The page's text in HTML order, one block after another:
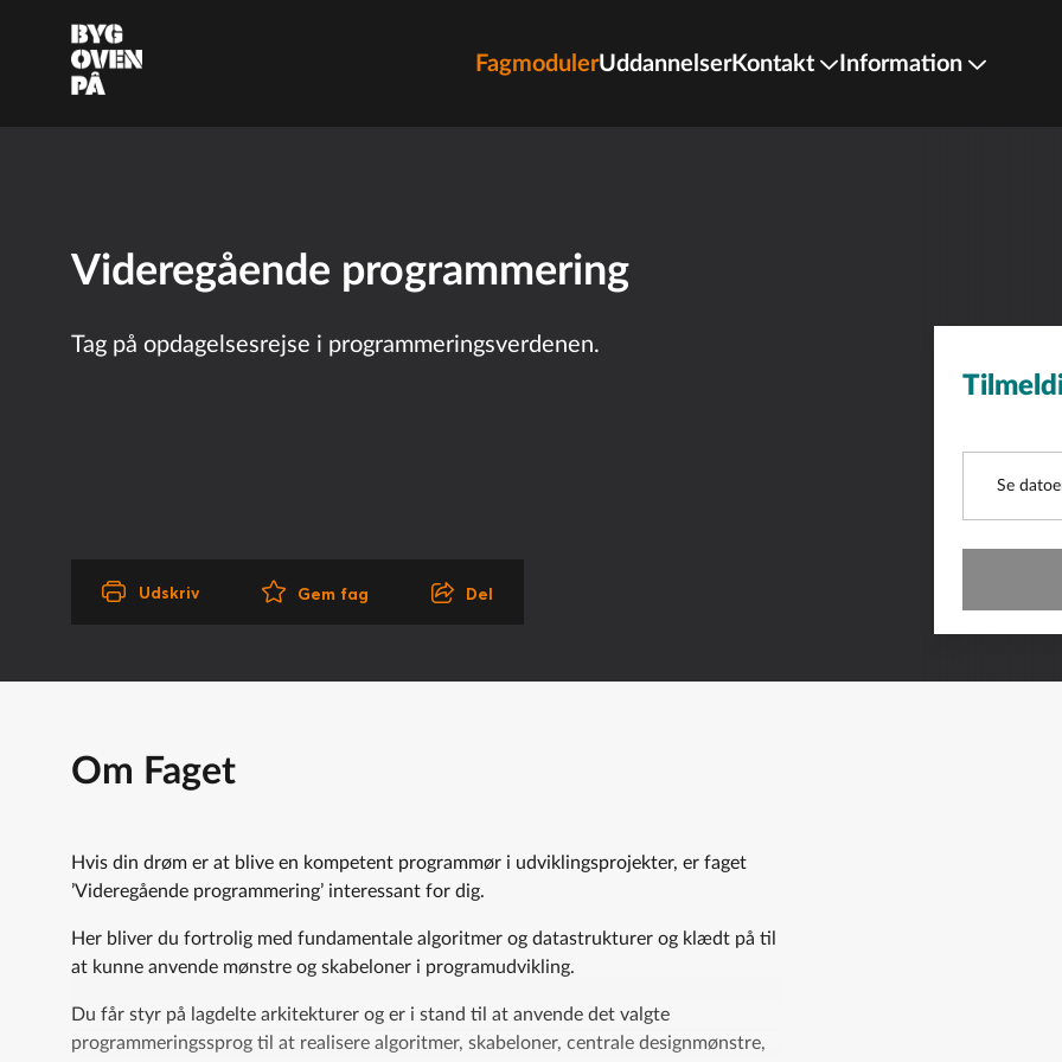
FagmodulerUddannelserKontakt Information
Videregående programmering
Tag på opdagelsesrejse i programmeringsverdenen.
Udskriv Del
Gem fag
Om Faget
Hvis din drøm er at blive en kompetent programmør i udviklingsprojekter, er faget
’Videregående programmering’ interessant for dig.
Her bliver du fortrolig med fundamentale algoritmer og datastrukturer og klædt på til
at kunne anvende mønstre og skabeloner i programudvikling.
Du får styr på lagdelte arkitekturer og er i stand til at anvende det valgte
programmeringssprog til at realisere algoritmer, skabeloner, centrale designmønstre,
Se